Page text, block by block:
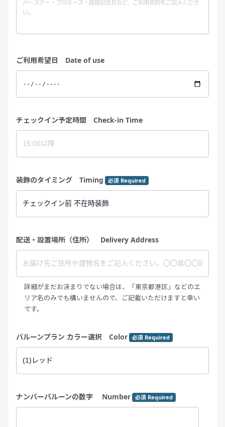
ご利用希望日 Date of use
チェックイン予定時間 Check-in Time
装飾のタイミング Timing 必須 Required
配送・設置場所（住所） Delivery Address
詳細がまだお決まりでない場合は、「東京都港区」などのエ
リア名のみでも構いませんので、ご記載いただけますと幸い
です。
バルーンプラン カラー選択 Color 必須 Required
ナンバーバルーンの数字 Number 必須 Required